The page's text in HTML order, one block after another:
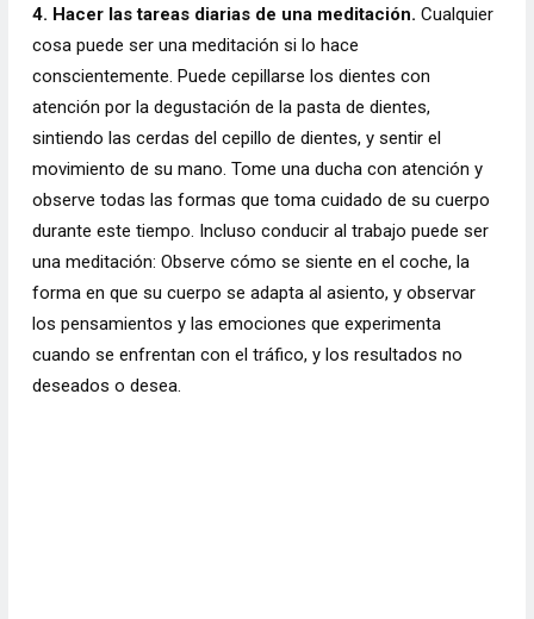
4. Hacer las tareas diarias de una meditación. Cualquier
cosa puede ser una meditación si lo hace
conscientemente. Puede cepillarse los dientes con
atención por la degustación de la pasta de dientes,
sintiendo las cerdas del cepillo de dientes, y sentir el
movimiento de su mano. Tome una ducha con atención y
observe todas las formas que toma cuidado de su cuerpo
durante este tiempo. Incluso conducir al trabajo puede ser
una meditación: Observe cómo se siente en el coche, la
forma en que su cuerpo se adapta al asiento, y observar
los pensamientos y las emociones que experimenta
cuando se enfrentan con el tráfico, y los resultados no
deseados o desea.